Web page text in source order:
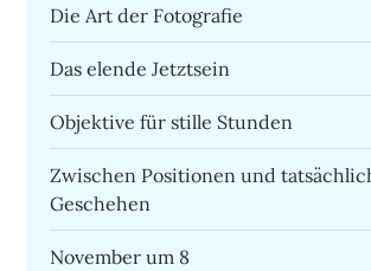
Die Art der Fotografie
Das elende Jetztsein
Objektive für stille Stunden
Zwischen Positionen und
Geschehen
November um 8